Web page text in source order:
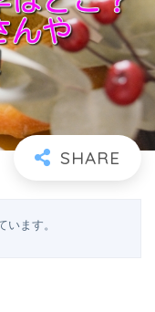
ます。